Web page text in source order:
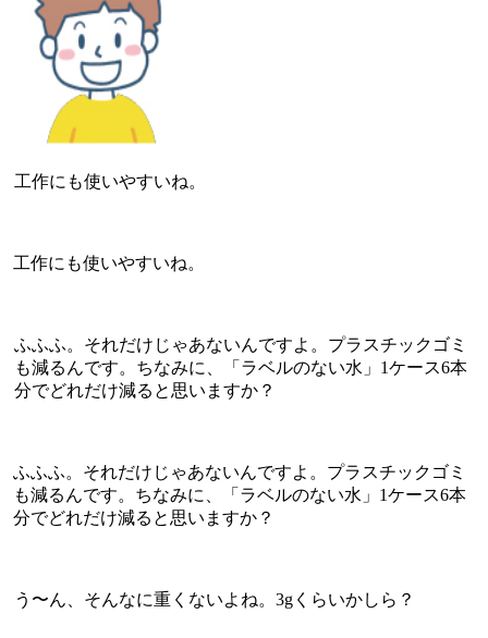
工作にも使いやすいね。
工作にも使いやすいね。
ふふふ。それだけじゃあないんですよ。プラスチックゴミ
も減るんです。ちなみに、「ラベルのない水」1ケース6本
分でどれだけ減ると思いますか？
ふふふ。それだけじゃあないんですよ。プラスチックゴミ
も減るんです。ちなみに、「ラベルのない水」1ケース6本
分でどれだけ減ると思いますか？
う〜ん、そんなに重くないよね。3gくらいかしら？